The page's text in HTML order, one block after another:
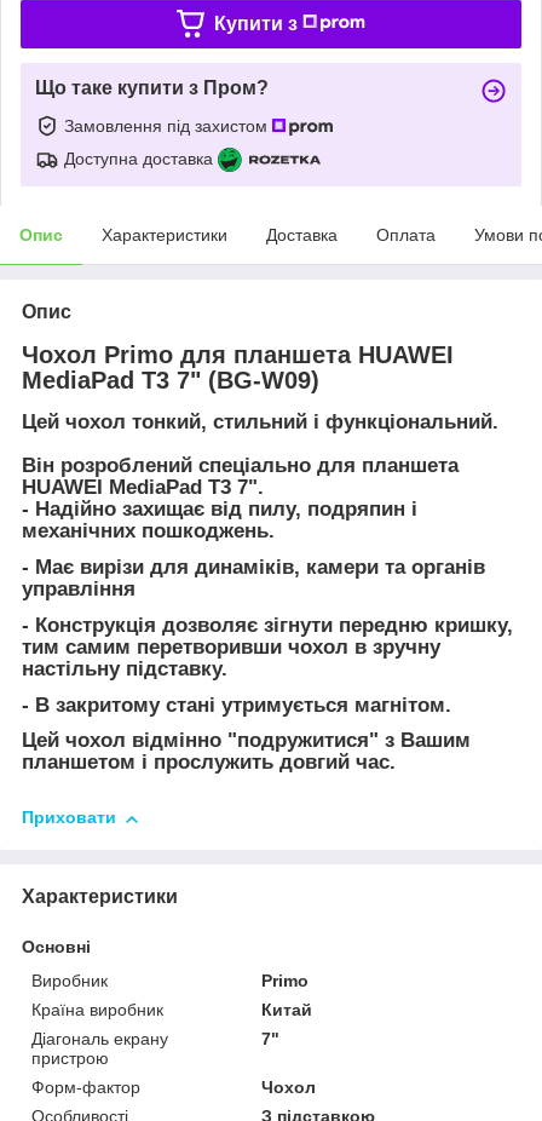
Купити з
Що таке купити з Пром?
Замовлення під захистом
Доступна доставка
Опис Характеристики Доставка Оплата Умови
Опис
Чохол Primo для планшета HUAWEI
MediaPad T3 7" (BG-W09)
Цей чохол тонкий, стильний і функціональний.
Він розроблений спеціально для планшета
HUAWEI MediaPad T3 7".
- Надійно захищає від пилу, подряпин і
механічних пошкоджень.
- Має вирізи для динаміків, камери та органів
управління
- Конструкція дозволяє зігнути передню кришку,
тим самим перетворивши чохол в зручну
настільну підставку.
- В закритому стані утримується магнітом.
Цей чохол відмінно "подружитися" з Вашим
планшетом і прослужить довгий час.
Приховати
Характеристики
Основні
Виробник
Primo
Країна виробник
Китай
Діагональ екрану
пристрою
7"
Форм-фактор
Чохол
Особливості
З підставкою